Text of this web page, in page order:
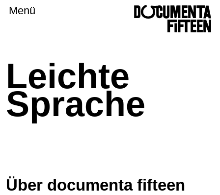
Menü DOCUMENTA
FIFTEEN
Leichte
Sprache
Über documenta fifteen